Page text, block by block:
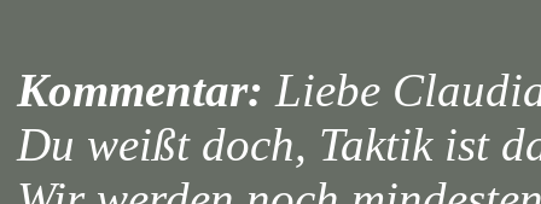
Kommentar: Liebe
Du weißt doch, Taktik ist